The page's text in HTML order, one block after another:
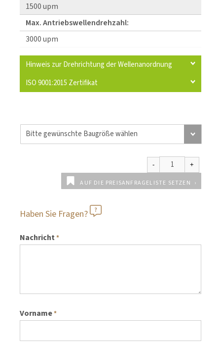
1500 upm
Max. Antriebswellendrehzahl:
3000 upm
Hinweis zur Drehrichtung der Wellenanordnung
ISO 9001:2015 Zertifikat
AUF DIE PREISANFRAGELISTE SETZEN
Haben Sie Fragen?
Nachricht*
Vorname*